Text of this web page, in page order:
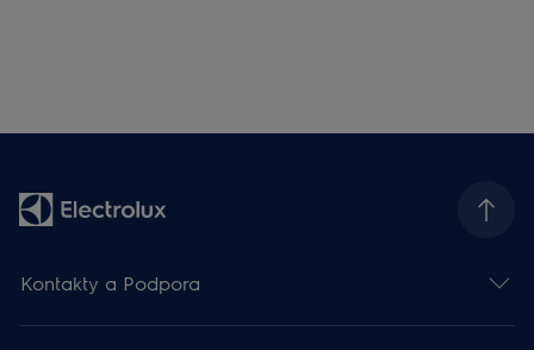
Kontakty a Podpora